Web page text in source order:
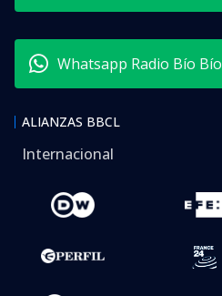
Whatsapp Radio Bío Bío
ALIANZAS BBCL
Internacional